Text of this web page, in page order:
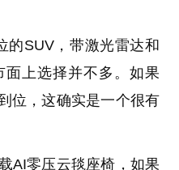
的SUV，带激光雷达和
上选择并不多。如果
位，这确实是一个很有
AI零压云毯座椅，如果